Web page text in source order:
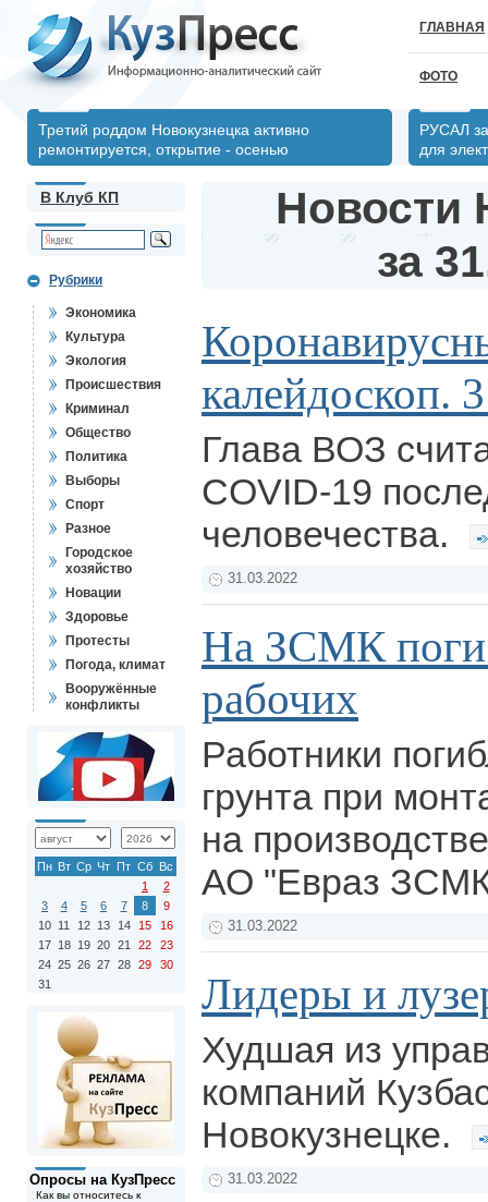
ГЛАВНАЯ
ФОТО
Третий роддом Новокузнецка активно
ремонтируется, открытие - осенью
РУСАЛ
для
В Клуб КП
Рубрики
Экономика
Культура
Экология
Происшествия
Криминал
Общество
Политика
Выборы
Спорт
Разное
Городское
хозяйство
Новации
Здоровье
Протесты
Погода, климат
Вооружённые
конфликты
Пн Вт Ср Чт Пт Сб Вс
1
2
3
4 5 6 7 8
9
10 11 12 13 14 15
16
17 18 19 20 21 22
23
24 25 26 27 28 29
30
31
Опросы на КузПресс
Как вы относитесь к
Новости
за
калейдоскоп.
Глава ВОЗ
COVID-19
человечества.
31.03.2022
На ЗСМК
рабочих
Работники
грунта при
на
АО "Евраз
31.03.2022
Лидеры и
Худшая из
компаний
Новокузнецке.
31.03.2022